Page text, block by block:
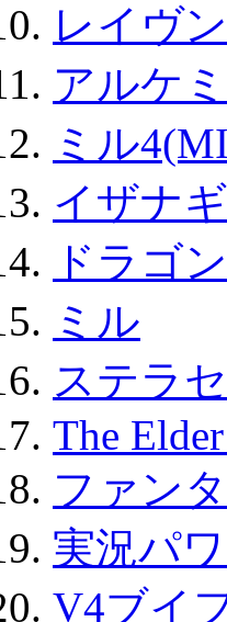
レイヴ
アルケ
ミル
イザナ
ドラゴ
ミル
ステラ
The
ファン
実況パ
V4ブイ